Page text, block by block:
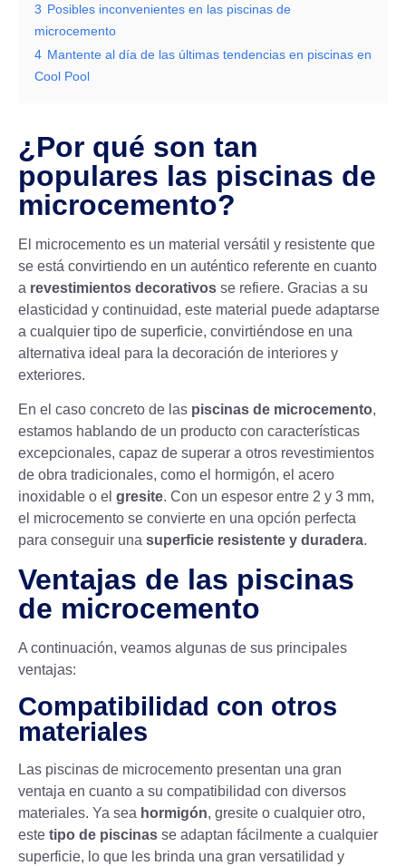
3 Posibles inconvenientes en las piscinas de
microcemento
4 Mantente al día de las últimas tendencias en piscinas en
Cool Pool
¿Por qué son tan
populares las piscinas de
microcemento?
El microcemento es un material versátil y resistente que
se está convirtiendo en un auténtico referente en cuanto
a revestimientos decorativos se refiere. Gracias a su
elasticidad y continuidad, este material puede adaptarse
a cualquier tipo de superficie, convirtiéndose en una
alternativa ideal para la decoración de interiores y
exteriores.
En el caso concreto de las piscinas de microcemento,
estamos hablando de un producto con características
excepcionales, capaz de superar a otros revestimientos
de obra tradicionales, como el hormigón, el acero
inoxidable o el gresite. Con un espesor entre 2 y 3 mm,
el microcemento se convierte en una opción perfecta
para conseguir una superficie resistente y duradera.
Ventajas de las piscinas
de microcemento
A continuación, veamos algunas de sus principales
ventajas:
Compatibilidad con otros
materiales
Las piscinas de microcemento presentan una gran
ventaja en cuanto a su compatibilidad con diversos
materiales. Ya sea hormigón, gresite o cualquier otro,
este tipo de piscinas se adaptan fácilmente a cualquier
superficie, lo que les brinda una gran versatilidad y